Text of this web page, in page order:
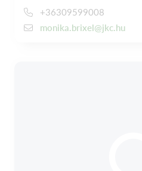
+36309599008
monika.brixel@jkc.hu